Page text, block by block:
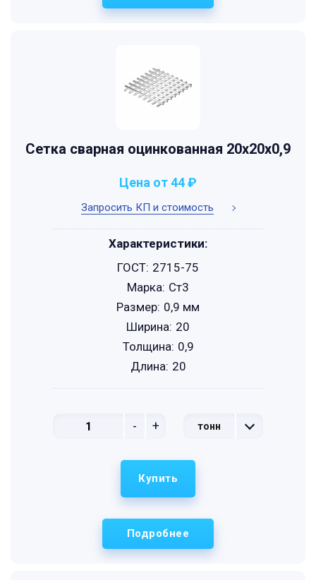
Сетка сварная оцинкованная 20х20х0,9
Запросить КП и стоимость
Цена от 44 ₽
- + тонн
Характеристики:
ГОСТ: 2715-75
Марка: Ст3
Размер: 0,9 мм
Ширина: 20
Толщина: 0,9
Длина: 20
Подробнее
Купить